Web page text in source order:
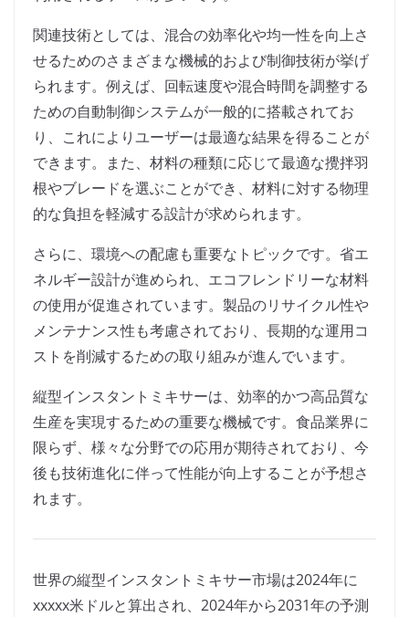
関連技術としては、混合の効率化や均一性を向上さ
せるためのさまざまな機械的および制御技術が挙げ
られます。例えば、回転速度や混合時間を調整する
ための自動制御システムが一般的に搭載されてお
り、これによりユーザーは最適な結果を得ることが
できます。また、材料の種類に応じて最適な攪拌羽
根やブレードを選ぶことができ、材料に対する物理
的な負担を軽減する設計が求められます。
さらに、環境への配慮も重要なトピックです。省エ
ネルギー設計が進められ、エコフレンドリーな材料
の使用が促進されています。製品のリサイクル性や
メンテナンス性も考慮されており、長期的な運用コ
ストを削減するための取り組みが進んでいます。
縦型インスタントミキサーは、効率的かつ高品質な
生産を実現するための重要な機械です。食品業界に
限らず、様々な分野での応用が期待されており、今
後も技術進化に伴って性能が向上することが予想さ
れます。
世界の縦型インスタントミキサー市場は2024年に
xxxxx米ドルと算出され、2024年から2031年の予測